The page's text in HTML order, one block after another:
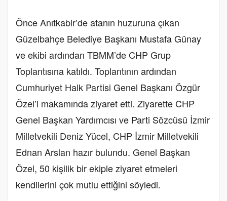
Önce Anıtkabir’de atanın huzuruna çıkan
Güzelbahçe Belediye Başkanı Mustafa Günay
ve ekibi ardından TBMM’de CHP Grup
Toplantısına katıldı. Toplantının ardından
Cumhuriyet Halk Partisi Genel Başkanı Özgür
Özel’i makamında ziyaret etti. Ziyarette CHP
Genel Başkan Yardımcısı ve Parti Sözcüsü İzmir
Milletvekili Deniz Yücel, CHP İzmir Milletvekili
Ednan Arslan hazır bulundu. Genel Başkan
Özel, 50 kişilik bir ekiple ziyaret etmeleri
kendilerini çok mutlu ettiğini söyledi.